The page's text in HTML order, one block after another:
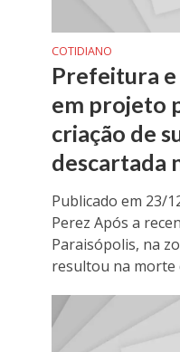
COTIDIANO
Prefeitura e
em projeto
criação de
descartada
Publicado em 23/
Perez Após a
Paraisópolis, na
resultou na morte